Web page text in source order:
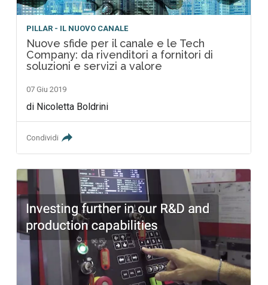
PILLAR - IL NUOVO CANALE
Nuove sfide per il canale e le Tech
Company: da rivenditori a fornitori di
soluzioni e servizi a valore
07 Giu 2019
di Nicoletta Boldrini
Condividi